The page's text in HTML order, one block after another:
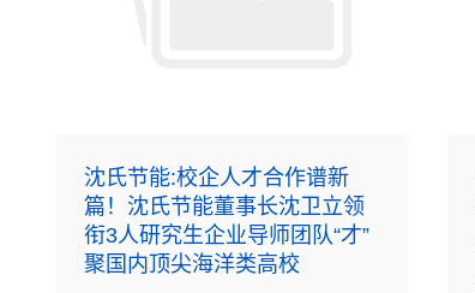
沈氏节能:校企人才合作谱新
篇！沈氏节能董事长沈卫立领
衔3人研究生企业导师团队“才”
聚国内顶尖海洋类高校